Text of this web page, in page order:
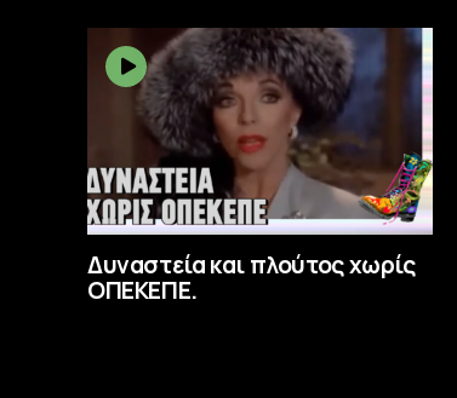
Δυναστεία και πλούτος χωρίς
ΟΠΕΚΕΠΕ.